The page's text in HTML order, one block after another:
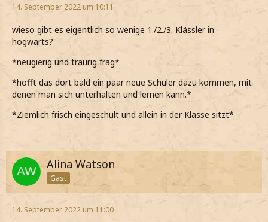
14. September 2022 um 10:11
wieso gibt es eigentlich so wenige 1./2./3. Klässler in
hogwarts?
*neugierig und traurig frag*
*hofft das dort bald ein paar neue Schüler dazu kommen, mit
denen man sich unterhalten und lernen kann.*
*Ziemlich frisch eingeschult und allein in der Klasse sitzt*
Alina Watson
Gast
14. September 2022 um 11:00